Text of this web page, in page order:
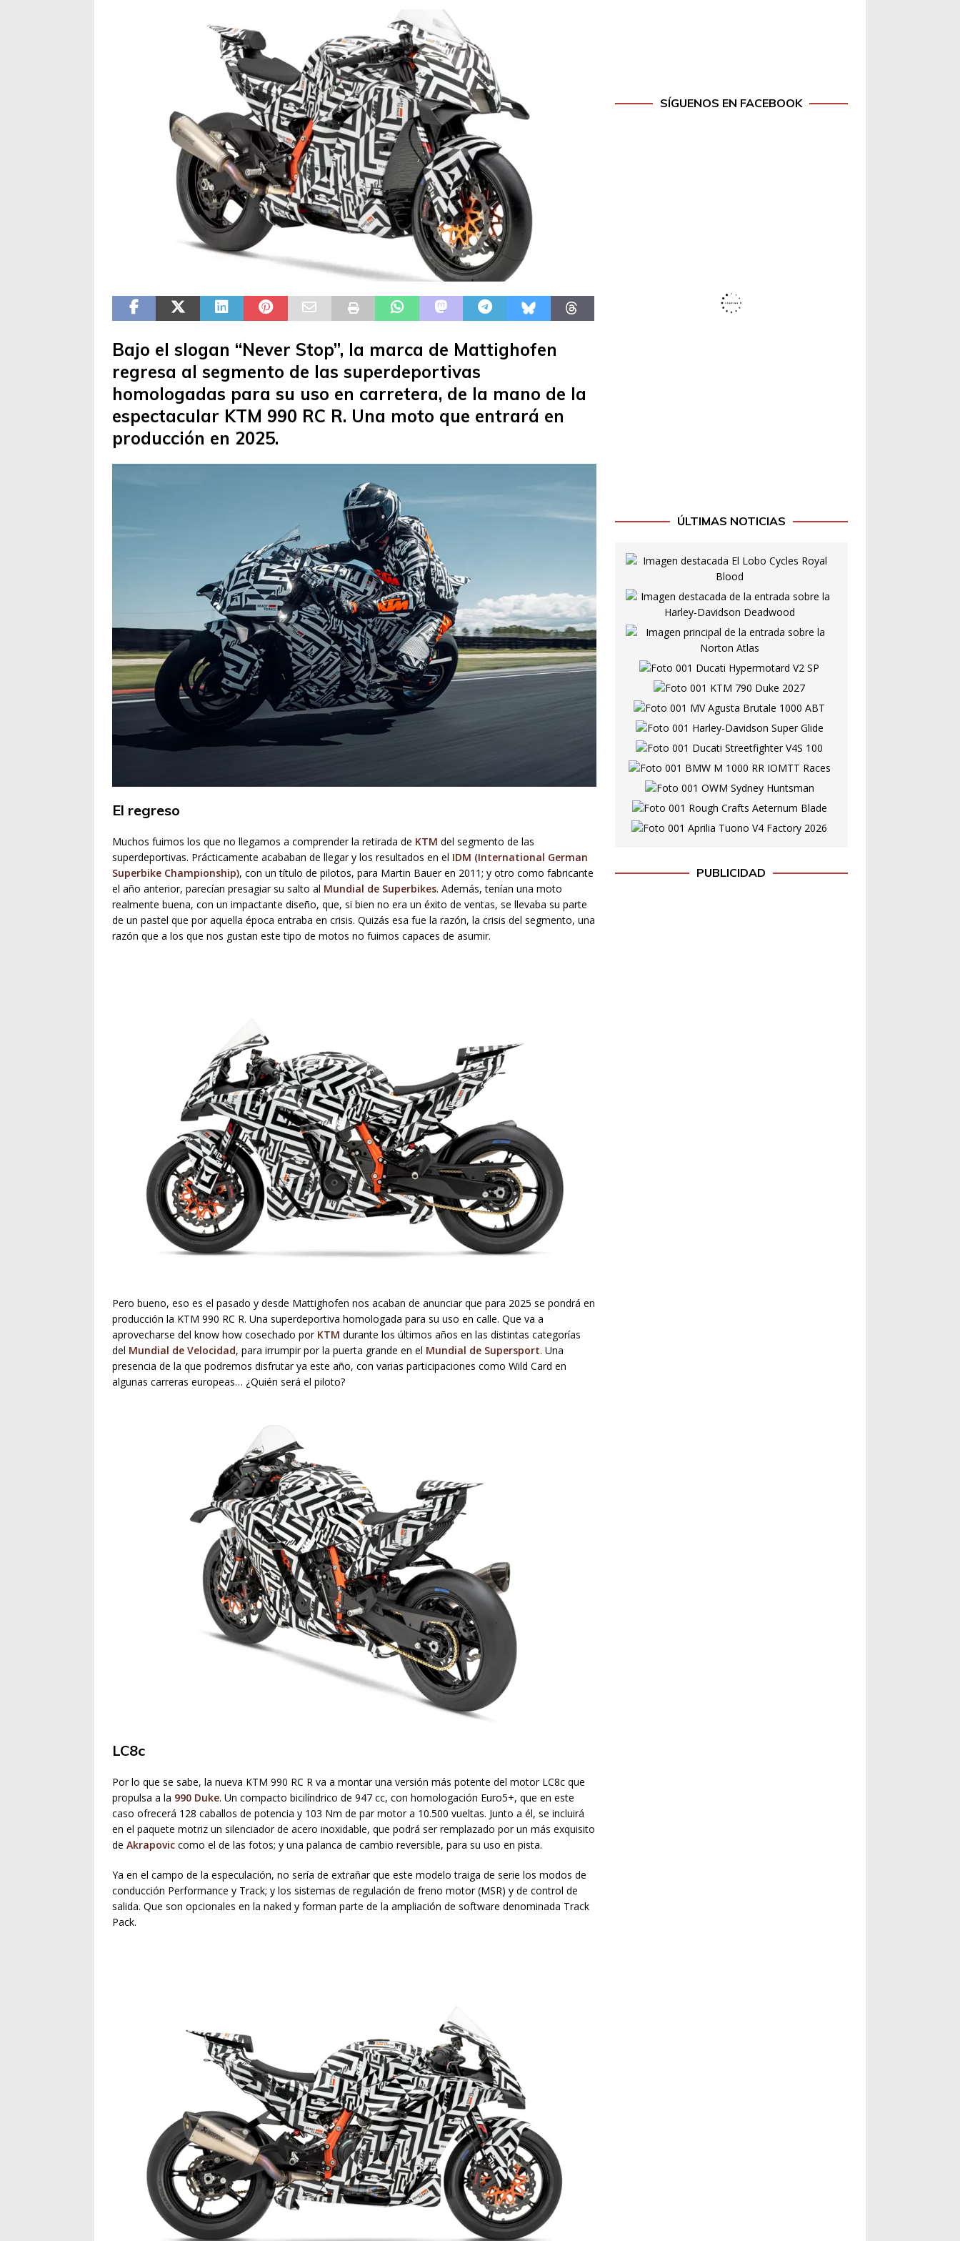
Bajo el slogan “Never Stop”, la marca de Mattighofen
regresa al segmento de las superdeportivas
homologadas para su uso en carretera, de la mano de la
espectacular KTM 990 RC R. Una moto que entrará en
producción en 2025.
El regreso
Muchos fuimos los que no llegamos a comprender la retirada de KTM del segmento de las
superdeportivas. Prácticamente acababan de llegar y los resultados en el IDM (International German
Superbike Championship), con un título de pilotos, para Martin Bauer en 2011; y otro como fabricante
el año anterior, parecían presagiar su salto al Mundial de Superbikes. Además, tenían una moto
realmente buena, con un impactante diseño, que, si bien no era un éxito de ventas, se llevaba su parte
de un pastel que por aquella época entraba en crisis. Quizás esa fue la razón, la crisis del segmento, una
razón que a los que nos gustan este tipo de motos no fuimos capaces de asumir.
Pero bueno, eso es el pasado y desde Mattighofen nos acaban de anunciar que para 2025 se pondrá en
producción la KTM 990 RC R. Una superdeportiva homologada para su uso en calle. Que va a
aprovecharse del know how cosechado por KTM durante los últimos años en las distintas categorías
del Mundial de Velocidad, para irrumpir por la puerta grande en el Mundial de Supersport. Una
presencia de la que podremos disfrutar ya este año, con varias participaciones como Wild Card en
algunas carreras europeas… ¿Quién será el piloto?
LC8c
Por lo que se sabe, la nueva KTM 990 RC R va a montar una versión más potente del motor LC8c que
propulsa a la 990 Duke. Un compacto bicilíndrico de 947 cc, con homologación Euro5+, que en este
caso ofrecerá 128 caballos de potencia y 103 Nm de par motor a 10.500 vueltas. Junto a él, se incluirá
en el paquete motriz un silenciador de acero inoxidable, que podrá ser remplazado por un más exquisito
de Akrapovic como el de las fotos; y una palanca de cambio reversible, para su uso en pista.
Ya en el campo de la especulación, no sería de extrañar que este modelo traiga de serie los modos de
conducción Performance y Track; y los sistemas de regulación de freno motor (MSR) y de control de
salida. Que son opcionales en la naked y forman parte de la ampliación de software denominada Track
Pack.
SÍGUENOS EN FACEBOOK
ÚLTIMAS NOTICIAS
PUBLICIDAD